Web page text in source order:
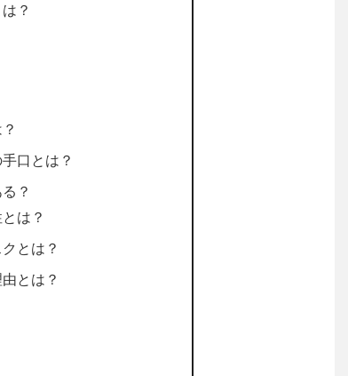
？
口とは？
？
は？
とは？
とは？